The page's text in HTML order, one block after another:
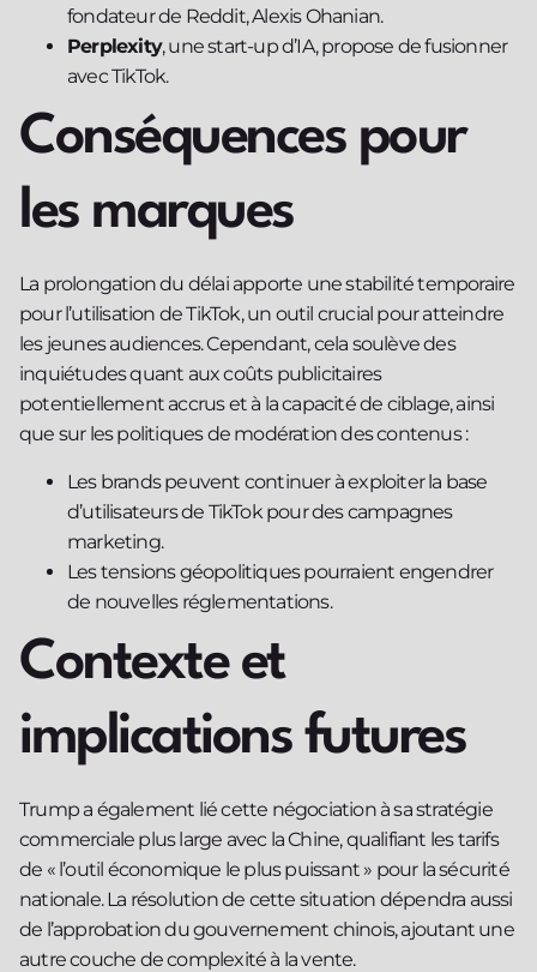
fondateur de Reddit, Alexis Ohanian.
Perplexity, une start-up d’IA, propose de fusionner
avec TikTok.
Conséquences pour
les marques
La prolongation du délai apporte une stabilité temporaire
pour l’utilisation de TikTok, un outil crucial pour atteindre
les jeunes audiences. Cependant, cela soulève des
inquiétudes quant aux coûts publicitaires
potentiellement accrus et à la capacité de ciblage, ainsi
que sur les politiques de modération des contenus :
Les brands peuvent continuer à exploiter la base
d’utilisateurs de TikTok pour des campagnes
marketing.
Les tensions géopolitiques pourraient engendrer
de nouvelles réglementations.
Contexte et
implications futures
Trump a également lié cette négociation à sa stratégie
commerciale plus large avec la Chine, qualifiant les tarifs
de « l’outil économique le plus puissant » pour la sécurité
nationale. La résolution de cette situation dépendra aussi
de l’approbation du gouvernement chinois, ajoutant une
autre couche de complexité à la vente.